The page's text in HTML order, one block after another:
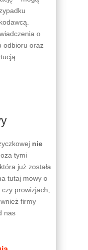
o
odbioru oraz
nie
tymi
już została
tutaj mowy o
prowizjach,
firmy
nas